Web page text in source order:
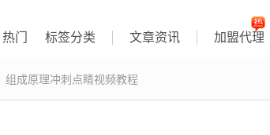
热门 标签分类 文章资讯 加盟代理
组成原理冲刺点睛视频教程